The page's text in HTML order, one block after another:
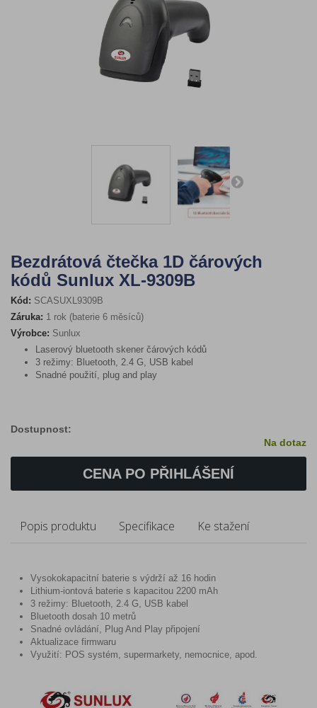
Bezdrátová čtečka 1D čárových
kódů Sunlux XL-9309B
Kód: SCASUXL9309B
Záruka: 1 rok (baterie 6 měsíců)
Výrobce: Sunlux
Laserový bluetooth skener čárových kódů
3 režimy: Bluetooth, 2.4 G, USB kabel
Snadné použití, plug and play
Dostupnost:
Na dotaz
CENA PO PŘIHLÁŠENÍ
Popis produktu Specifikace Ke stažení
Vysokokapacitní baterie s výdrží až 16 hodin
Lithium-iontová baterie s kapacitou 2200 mAh
3 režimy: Bluetooth, 2.4 G, USB kabel
Bluetooth dosah 10 metrů
Snadné ovládání, Plug And Play připojení
Aktualizace firmwaru
Využití: POS systém, supermarkety, nemocnice, apod.